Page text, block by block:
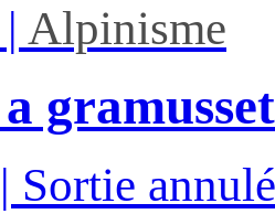
| Alpinisme
gramusset
| Sortie